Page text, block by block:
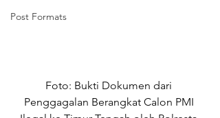
Post Formats
Foto: Bukti Dokumen dari
Penggagalan Berangkat Calon PMI